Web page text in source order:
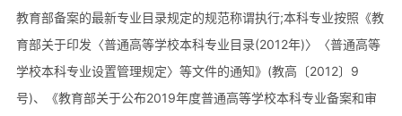
教育部备案的最新专业目录规定的规范称谓执行;本科专业按照《教
育部关于印发〈普通高等学校本科专业目录(2012年)〉〈普通高等
学校本科专业设置管理规定〉等文件的通知》(教高〔2012〕9
号)、《教育部关于公布2019年度普通高等学校本科专业备案和审